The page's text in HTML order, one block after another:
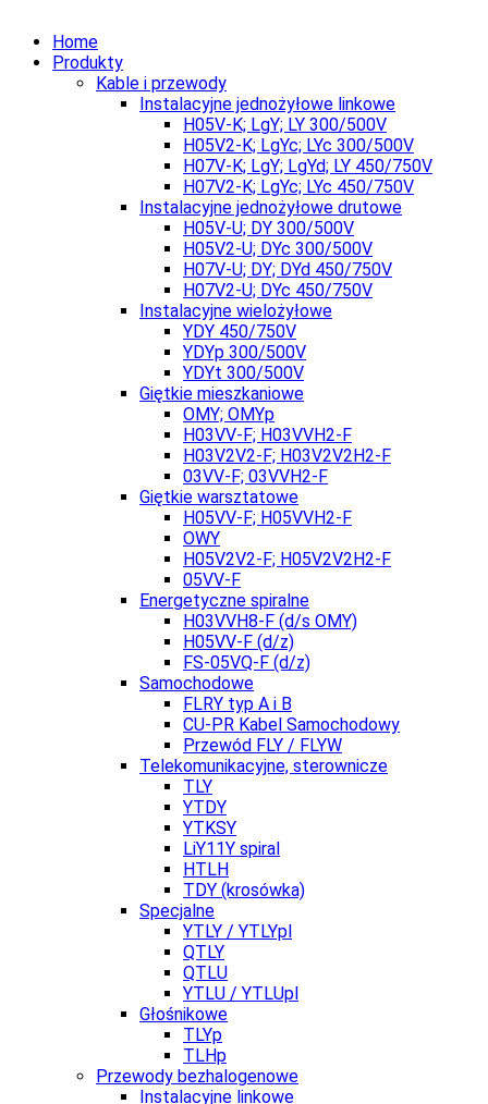
Home
Produkty
Kable i przewody
Instalacyjne jednożyłowe linkowe
H05V-K; LgY; LY 300/500V
H05V2-K; LgYc; LYc 300/500V
H07V-K; LgY; LgYd; LY 450/750V
H07V2-K; LgYc; LYc 450/750V
Instalacyjne jednożyłowe drutowe
H05V-U; DY 300/500V
H05V2-U; DYc 300/500V
H07V-U; DY; DYd 450/750V
H07V2-U; DYc 450/750V
Instalacyjne wielożyłowe
YDY 450/750V
YDYp 300/500V
YDYt 300/500V
Giętkie mieszkaniowe
OMY; OMYp
H03VV-F; H03VVH2-F
H03V2V2-F; H03V2V2H2-F
03VV-F; 03VVH2-F
Giętkie warsztatowe
H05VV-F; H05VVH2-F
OWY
H05V2V2-F; H05V2V2H2-F
05VV-F
Energetyczne spiralne
H03VVH8-F (d/s OMY)
H05VV-F (d/z)
FS-05VQ-F (d/z)
Samochodowe
FLRY typ A i B
CU-PR Kabel Samochodowy
Przewód FLY / FLYW
Telekomunikacyjne, sterownicze
TLY
YTDY
YTKSY
LiY11Y spiral
HTLH
TDY (krosówka)
Specjalne
YTLY / YTLYpl
QTLY
QTLU
YTLU / YTLUpl
Głośnikowe
TLYp
TLHp
Przewody bezhalogenowe
Instalacyjne linkowe